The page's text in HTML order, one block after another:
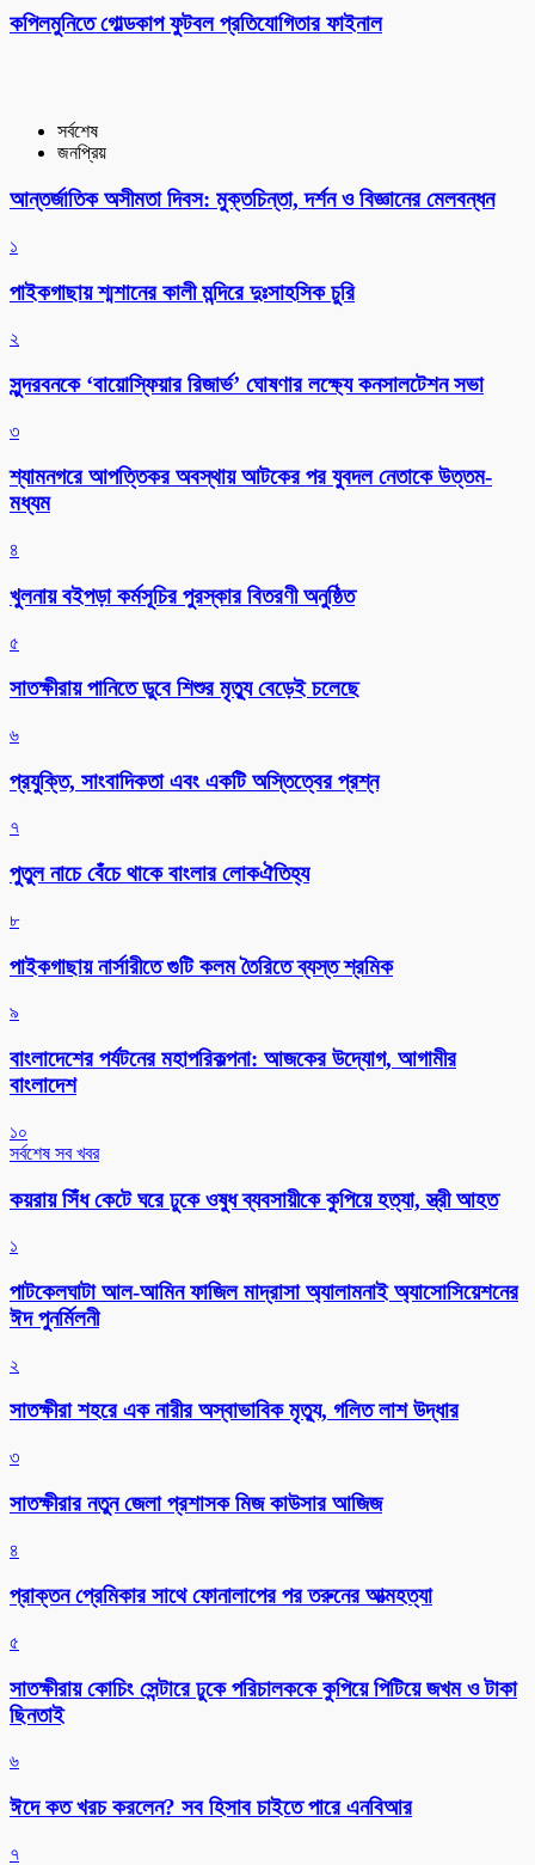
কপিলমুনিতে গোল্ডকাপ ফুটবল প্রতিযোগিতার ফাইনাল
সর্বশেষ
জনপ্রিয়
আন্তর্জাতিক অসীমতা দিবস: মুক্তচিন্তা, দর্শন ও বিজ্ঞানের মেলবন্ধন
১
পাইকগাছায় শ্মশানের কালী মন্দিরে দুঃসাহসিক চুরি
২
সুন্দরবনকে ‘বায়োস্ফিয়ার রিজার্ভ’ ঘোষণার লক্ষ্যে কনসালটেশন সভা
৩
শ্যামনগরে আপত্তিকর অবস্থায় আটকের পর যুবদল নেতাকে উত্তম-
মধ্যম
৪
খুলনায় বইপড়া কর্মসূচির পুরস্কার বিতরণী অনুষ্ঠিত
৫
সাতক্ষীরায় পানিতে ডুবে শিশুর মৃত্যু বেড়েই চলেছে
৬
প্রযুক্তি, সাংবাদিকতা এবং একটি অস্তিত্বের প্রশ্ন
৭
পুতুল নাচে বেঁচে থাকে বাংলার লোকঐতিহ্য
৮
পাইকগাছায় নার্সারীতে গুটি কলম তৈরিতে ব্যস্ত শ্রমিক
৯
বাংলাদেশের পর্যটনের মহাপরিকল্পনা: আজকের উদ্যোগ, আগামীর
বাংলাদেশ
১০
সর্বশেষ সব খবর
কয়রায় সিঁধ কেটে ঘরে ঢুকে ওষুধ ব্যবসায়ীকে কুপিয়ে হত্যা, স্ত্রী আহত
১
পাটকেলঘাটা আল-আমিন ফাজিল মাদ্রাসা অ্যালামনাই অ্যাসোসিয়েশনের
ঈদ পুনর্মিলনী
২
সাতক্ষীরা শহরে এক নারীর অস্বাভাবিক মৃত্যু, গলিত লাশ উদ্ধার
৩
সাতক্ষীরার নতুন জেলা প্রশাসক মিজ কাউসার আজিজ
৪
প্রাক্তন প্রেমিকার সাথে ফোনালাপের পর তরুনের আত্মহত্যা
৫
সাতক্ষীরায় কোচিং সেন্টারে ঢুকে পরিচালককে কুপিয়ে পিটিয়ে জখম ও টাকা
ছিনতাই
৬
ঈদে কত খরচ করলেন? সব হিসাব চাইতে পারে এনবিআর
৭